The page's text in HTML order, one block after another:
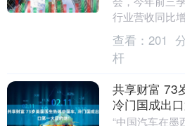
行业营收同比
量达59.5万台
万....
查看： 201
杆
共享财富 73
冷门国成出
“中国汽车在墨